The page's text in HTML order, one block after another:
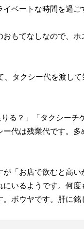
ベートな時間を過
もてなしなので、ホ
タクシー代を渡し
りる？」「タクシー
ー代は残業代です。
「お店で飲むと高い
にいるようです。何
ボウヤです。肝に銘